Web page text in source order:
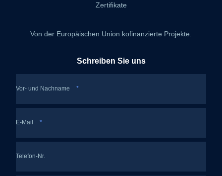
Zertifikate
Von der Europäischen Union kofinanzierte Projekte.
Schreiben Sie uns
Vor- und Nachname *
E-Mail *
Telefon-Nr.